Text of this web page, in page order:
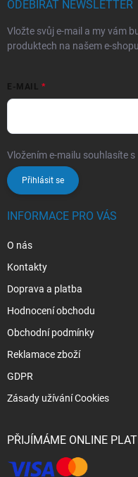
ODEBÍRAT NEWSLETTER
Vložte svůj e-mail a my vám
produktech na našem e-
E-MAIL
Vložením e-mailu souhlasíte s
Přihlásit se
INFORMACE PRO VÁS
O nás
Kontakty
Doprava a platba
Hodnocení obchodu
Obchodní podmínky
Reklamace zboží
GDPR
Zásady užívání Cookies
PŘIJÍMÁME ONLINE